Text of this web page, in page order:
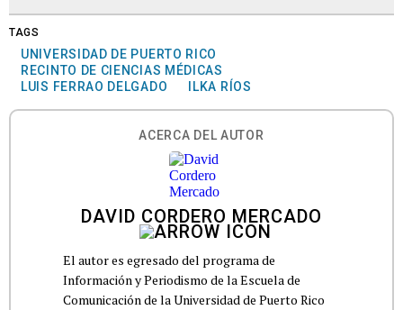
TAGS
UNIVERSIDAD DE PUERTO RICO
RECINTO DE CIENCIAS MÉDICAS
LUIS FERRAO DELGADO
ILKA RÍOS
ACERCA DEL AUTOR
DAVID CORDERO MERCADO
El autor es egresado del programa de
Información y Periodismo de la Escuela de
Comunicación de la Universidad de Puerto Rico